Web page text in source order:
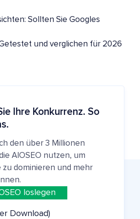
Sollten Sie Googles
und verglichen für 2026
Ihre Konkurrenz. So
den über 3 Millionen
AIOSEO nutzen, um
zu dominieren und mehr
loslegen
Download)